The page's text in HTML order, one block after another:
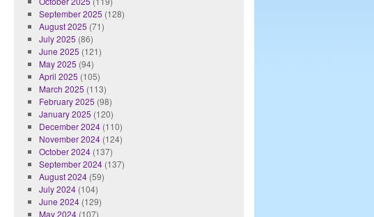
September 2025 (128)
August 2025 (71)
July 2025 (86)
June 2025 (121)
May 2025 (94)
April 2025 (105)
March 2025 (113)
February 2025 (98)
January 2025 (120)
December 2024(110)
November 2024(124)
October 2024(137)
September 2024(137)
August 2024(59)
July 2024(104)
June 2024(129)
May 2024(107)